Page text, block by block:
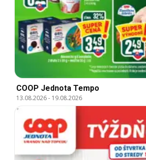
COOP Jednota Tempo
13.08.2026- 19.08.2026